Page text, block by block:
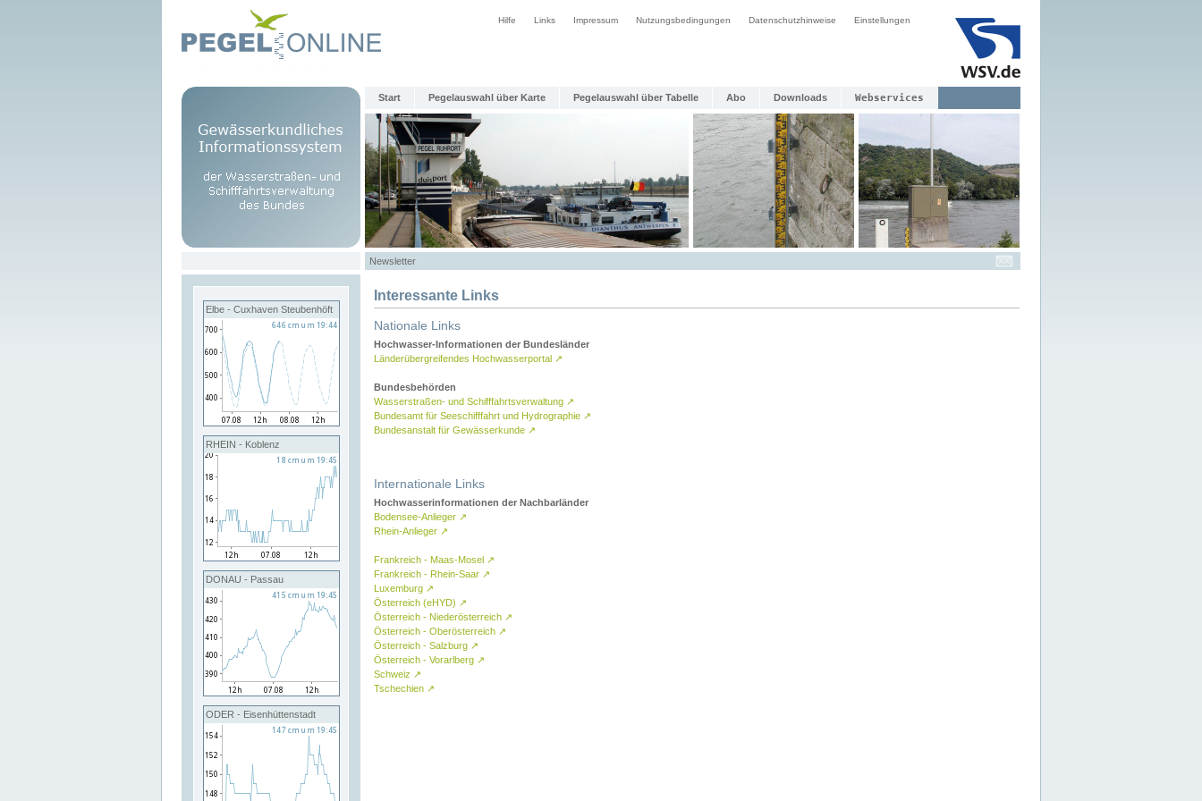
Hilfe Links Impressum Nutzungsbedingungen Datenschutzhinweise Einstellungen
Start Pegelauswahl über Karte Pegelauswahl über Tabelle Abo Downloads Webservices
Newsletter
Elbe - Cuxhaven Steubenhöft
RHEIN - Koblenz
DONAU - Passau
ODER - Eisenhüttenstadt
Interessante Links
Nationale Links
Hochwasser-Informationen der Bundesländer
Länderübergreifendes Hochwasserportal ↗
Bundesbehörden
Wasserstraßen- und Schifffahrtsverwaltung ↗
Bundesamt für Seeschifffahrt und Hydrographie ↗
Bundesanstalt für Gewässerkunde ↗
Internationale Links
Hochwasserinformationen der Nachbarländer
Bodensee-Anlieger ↗
Rhein-Anlieger ↗
Frankreich - Maas-Mosel ↗
Frankreich - Rhein-Saar ↗
Luxemburg ↗
Österreich (eHYD) ↗
Österreich - Niederösterreich ↗
Österreich - Oberösterreich ↗
Österreich - Salzburg ↗
Österreich - Vorarlberg ↗
Schweiz ↗
Tschechien ↗